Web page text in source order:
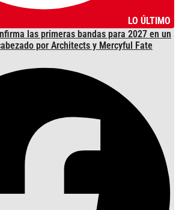
LO ÚLTIMO
las primeras bandas para 2027 en un
por Architects y Mercyful Fate